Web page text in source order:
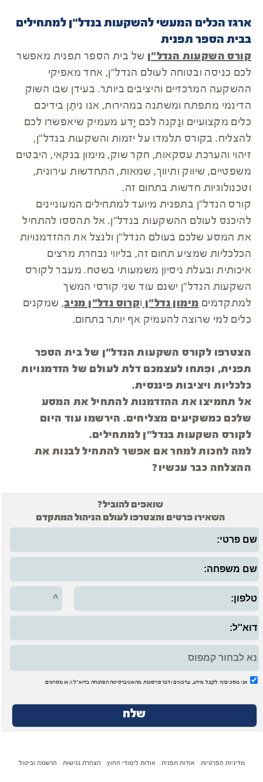
ארגז הכלים המעשי להשקעות בנדל"ן למתחילים
בבית הספר תפנית
קורס השקעות הנדל"ן של בית הספר תפנית מאפשר
לכם כניסה ובטוחה לעולם הנדל"ן, אחד מאפיקי
ההשקעה המרכזיים והיציבים ביותר. בעידן שבו השוק
הדינמי מתפתח ומשתנה במהירות, אנו ניתֵן בידיכם
כלים מקצועיים ונַקנה לכם יֶדע מעמיק שיאפשרו לכם
להצליח. בקורס תלמדו על יזמות והשקעות בנדל"ן,
זיהוי והערכת עסקאות, חקר שוק, מימון בנקאי, היבטים
משפטיים, שיווק ותיווך, שמאות, התחדשות עירונית,
וטכנולוגיות חדשות בתחום זה.
קורס הנדל"ן בתפנית מיועד למתחילים המעוניינים
להיכנס לעולם ההשקעות בנדל"ן. אל תהססו להתחיל
את המסע שלכם בעולם הנדל"ן ולנצל את ההזדמנויות
הכלכליות שמציע תחום זה, בליווי נבחרת מרצים
איכותית ובעלת ניסיון משמעותי בשטח. מעבר לקורס
השקעות הנדל"ן ישנם עוד שני קורסי המשך
למתקדמים מימון נדל"ן וקרוס נדל"ן מניב, שמקנים
כלים למי שרוצה להעמיק אף יותר בתחום.
הצטרפו לקורס השקעות הנדל"ן של בית הספר
תפנית, ופִתחו לעצמכם דלת לעולם של הזדמנויות
כלכליות ויציבות פיננסית.
אל תחמיצו את ההזדמנות להתחיל את המסע
שלכם כמשקיעים מצליחים. הירשמו עוד היום
לקורס השקעות בנדל"ן למתחילים.
למה לחכות למחר אם אפשר להתחיל לבנות את
ההצלחה כבר עכשיו?
שואפים להוביל?
השאירו פרטים והצטרפו לעולם הניהול המתקדם
אני מסכים/ה לקבל מידע, עדכונים ודבר פרסומת מהאוניברסיטה הפתוחה בדוא"ל ו/או מסרונים
מדיניות הפרטיות אודות תפנית אודות לימודי החוץ הצהרת נגישות הרשמה וביטול